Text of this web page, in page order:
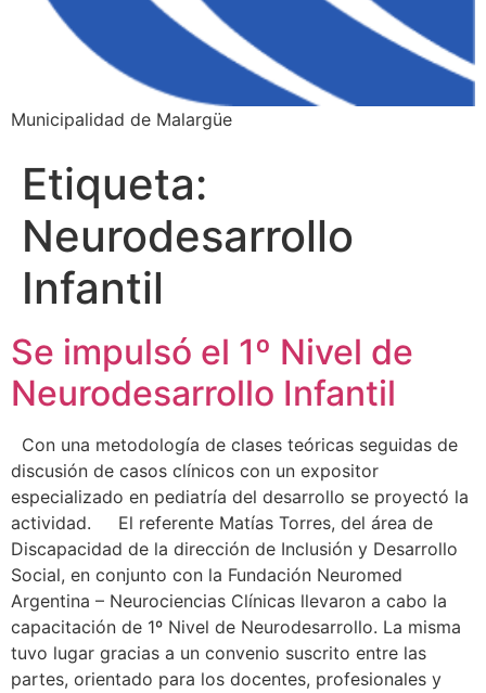
Municipalidad de Malargüe
Etiqueta:
Neurodesarrollo
Infantil
Se impulsó el 1º Nivel de
Neurodesarrollo Infantil
Con una metodología de clases teóricas seguidas de
discusión de casos clínicos con un expositor
especializado en pediatría del desarrollo se proyectó la
actividad. El referente Matías Torres, del área de
Discapacidad de la dirección de Inclusión y Desarrollo
Social, en conjunto con la Fundación Neuromed
Argentina – Neurociencias Clínicas llevaron a cabo la
capacitación de 1º Nivel de Neurodesarrollo. La misma
tuvo lugar gracias a un convenio suscrito entre las
partes, orientado para los docentes, profesionales y